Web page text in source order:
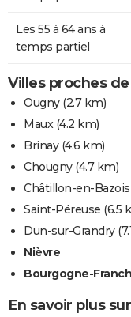
Les 55 à 64 ans à
temps partiel
Villes proches
Ougny(2.7 km)
Maux(4.2 km)
Brinay(4.6 km)
Chougny(4.7 km)
Châtillon-en-Bazois
Saint-Péreuse (6.5
Dun-sur-Grandry
Nièvre
Bourgogne-
En savoir plus